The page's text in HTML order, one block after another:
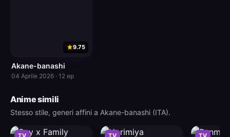
9.75
Akane-banashi
04 Aprile 2026 · 12 ep
Anime simili
Stesso stile, generi affini a Akane-banashi (ITA).
TV TV TV